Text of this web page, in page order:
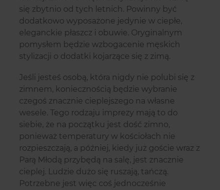
się zbytnio od tych letnich. Powinny być
dodatkowo wyposażone jedynie w ciepłe,
eleganckie płaszcz i obuwie. Oryginalnym
pomysłem będzie wzbogacenie męskich
stylizacji o dodatki kojarzące się z zimą.
Jeśli jesteś osobą, która nigdy nie polubi się z
zimnem, koniecznością będzie wybranie
czegoś znacznie cieplejszego na własne
wesele. Tego rodzaju imprezy mają to do
siebie, że na początku jest dość zimno,
ponieważ temperatury w kościołach nie
rozpieszczają, a później, kiedy już goście wraz z
Parą Młodą przybędą na salę, jest znacznie
cieplej. Ludzie dużo się ruszają, tańczą.
Potrzebne jest więc coś jednocześnie